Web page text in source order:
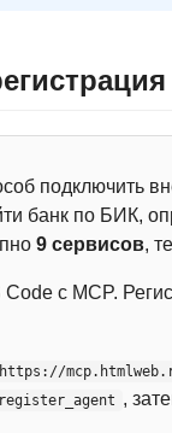
подключить
банк по БИК,
9 сервисов,
с MCP.
https://
register_agent ,